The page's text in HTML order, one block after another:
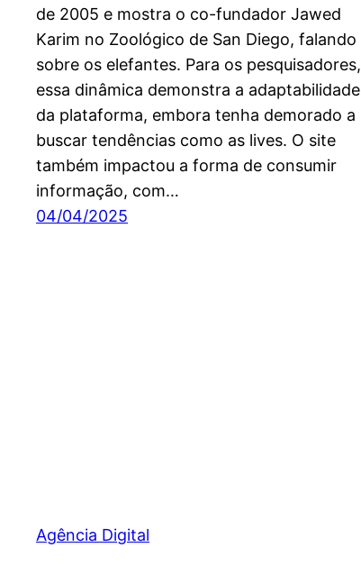
de 2005 e mostra o co-fundador Jawed
Karim no Zoológico de San Diego, falando
sobre os elefantes. Para os pesquisadores,
essa dinâmica demonstra a adaptabilidade
da plataforma, embora tenha demorado a
buscar tendências como as lives. O site
também impactou a forma de consumir
informação, com…
04/04/2025
Agência Digital